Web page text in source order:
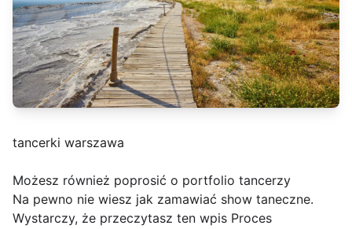
tancerki warszawa
Możesz również poprosić o portfolio tancerzy
Na pewno nie wiesz jak zamawiać show taneczne.
Wystarczy, że przeczytasz ten wpis Proces